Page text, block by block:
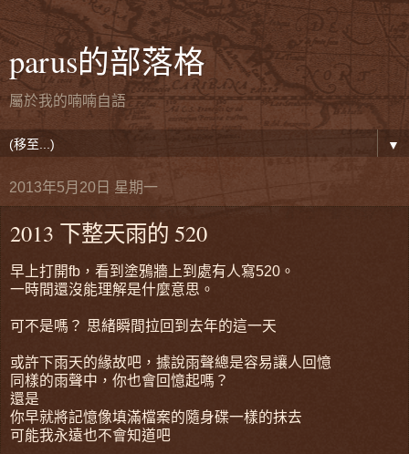
parus的部落格
屬於我的喃喃自語
▼
2013年5月20日 星期一
2013 下整天雨的 520
早上打開fb，看到塗鴉牆上到處有人寫520。
一時間還沒能理解是什麼意思。
可不是嗎？ 思緒瞬間拉回到去年的這一天
或許下雨天的緣故吧，據說雨聲總是容易讓人回憶
同樣的雨聲中，你也會回憶起嗎？
還是
你早就將記憶像填滿檔案的隨身碟一樣的抹去
可能我永遠也不會知道吧